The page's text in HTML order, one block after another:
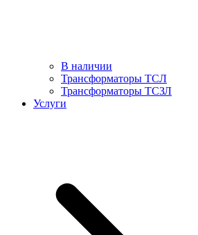
В наличии
Трансформаторы ТСЛ
Трансформаторы ТСЗЛ
Услуги